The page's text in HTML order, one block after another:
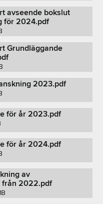
avseende bokslut
för 2024.pdf
Grundläggande
2023.pdf
för år 2023.pdf
för år 2024.pdf
av
från 2022.pdf